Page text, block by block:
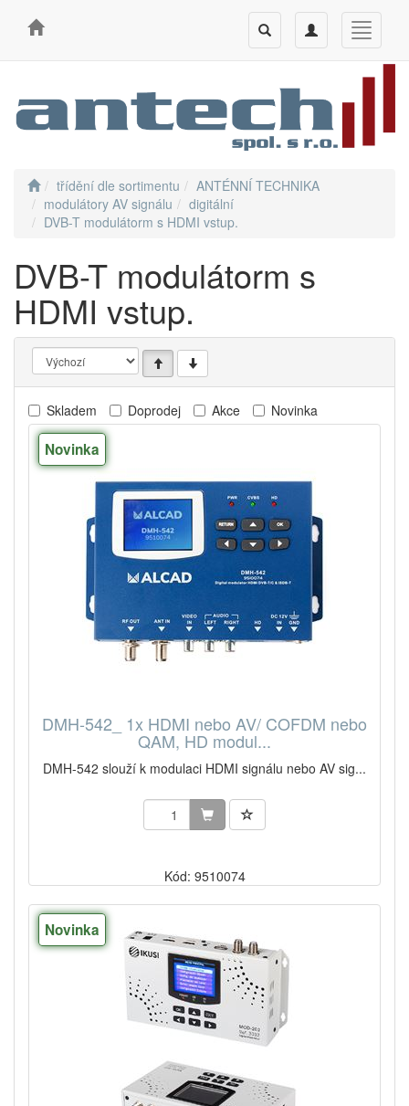
Toggle
Toggle
navigation
Toggle
search
třídění dle sortimentu
ANTÉNNÍ TECHNIKA
modulátory AV signálu
digitální
DVB-T modulátorm s HDMI vstup.
DVB-T modulátorm s
HDMI vstup.
Skladem Doprodej Akce Novinka
Novinka
DMH-542_ 1x HDMI nebo AV/ COFDM nebo
QAM, HD modul...
DMH-542 slouží k modulaci HDMI signálu nebo AV sig...
Kód: 9510074
Novinka